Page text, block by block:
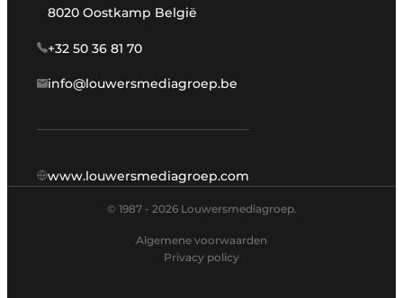
8020 Oostkamp België
+32 50 36 81 70
info@louwersmediagroep.be
www.louwersmediagroep.com
© 1987 - 2026 Louwersmediagroep.
Algemene voorwaarden
Privacy policy